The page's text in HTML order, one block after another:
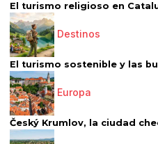
El turismo religioso en
Destinos
El turismo sostenible y las
Europa
Český Krumlov, la ciudad